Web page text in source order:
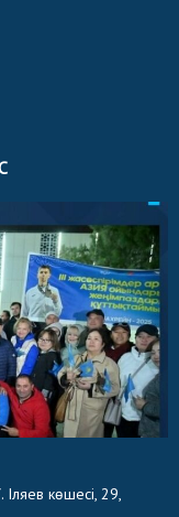
көшесі, 29,